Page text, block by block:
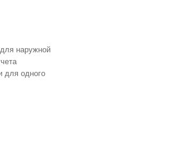
наружной
для одного